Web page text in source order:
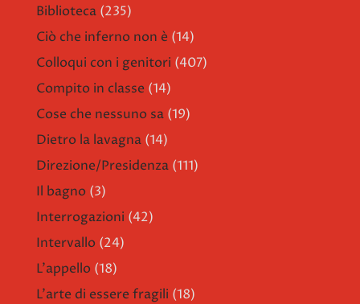
Biblioteca (235)
Ciò che inferno non è (14)
Colloqui con i genitori (407)
Compito in classe (14)
Cose che nessuno sa (19)
Dietro la lavagna (14)
Direzione/Presidenza (111)
Il bagno (3)
Interrogazioni (42)
Intervallo (24)
L'appello (18)
L'arte di essere fragili (18)